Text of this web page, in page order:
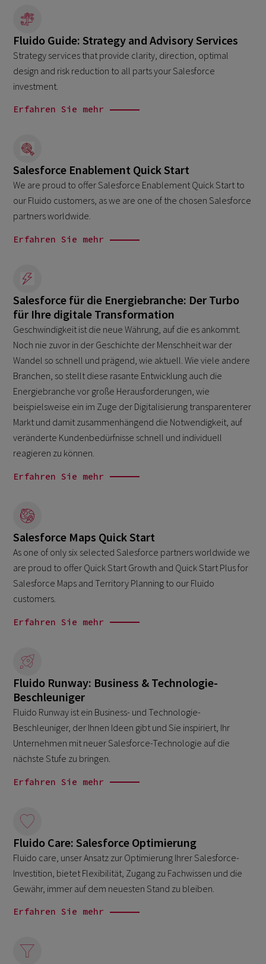
Fluido Guide: Strategy and Advisory Services
Strategy services that provide clarity, direction, optimal
design and risk reduction to all parts your Salesforce
investment.
Erfahren Sie mehr
Salesforce Enablement Quick Start
We are proud to offer Salesforce Enablement Quick Start to
our Fluido customers, as we are one of the chosen Salesforce
partners worldwide.
Erfahren Sie mehr
Salesforce für die Energiebranche: Der Turbo
für Ihre digitale Transformation
Geschwindigkeit ist die neue Währung, auf die es ankommt.
Noch nie zuvor in der Geschichte der Menschheit war der
Wandel so schnell und prägend, wie aktuell. Wie viele andere
Branchen, so stellt diese rasante Entwicklung auch die
Energiebranche vor große Herausforderungen, wie
beispielsweise ein im Zuge der Digitalisierung transparenterer
Markt und damit zusammenhängend die Notwendigkeit, auf
veränderte Kundenbedürfnisse schnell und individuell
reagieren zu können.
Erfahren Sie mehr
Salesforce Maps Quick Start
As one of only six selected Salesforce partners worldwide we
are proud to offer Quick Start Growth and Quick Start Plus for
Salesforce Maps and Territory Planning to our Fluido
customers.
Erfahren Sie mehr
Fluido Runway: Business & Technologie-
Beschleuniger
Fluido Runway ist ein Business- und Technologie-
Beschleuniger, der Ihnen Ideen gibt und Sie inspiriert, Ihr
Unternehmen mit neuer Salesforce-Technologie auf die
nächste Stufe zu bringen.
Erfahren Sie mehr
Fluido Care: Salesforce Optimierung
Fluido care, unser Ansatz zur Optimierung Ihrer Salesforce-
Investition, bietet Flexibilität, Zugang zu Fachwissen und die
Gewähr, immer auf dem neuesten Stand zu bleiben.
Erfahren Sie mehr